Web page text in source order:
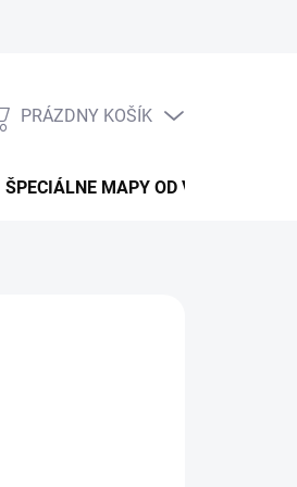
NÁKUPNÝ
PRÁZDNY KOŠÍK
ŠPECIÁLNE MAPY OD VKÚ